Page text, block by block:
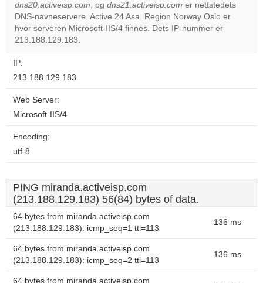
Do you
own this
OK
dns20.activeisp.com, og dns21.activeisp.com er nettstedets
DNS-navneservere. Active 24 Asa. Region Norway Oslo er
hvor serveren Microsoft-IIS/4 finnes. Dets IP-nummer er
213.188.129.183.
IP:
213.188.129.183
Web Server:
Microsoft-IIS/4
Encoding:
utf-8
PING miranda.activeisp.com
(213.188.129.183) 56(84) bytes of data.
64 bytes from miranda.activeisp.com
(213.188.129.183): icmp_seq=1 ttl=113
136 ms
64 bytes from miranda.activeisp.com
(213.188.129.183): icmp_seq=2 ttl=113
136 ms
64 bytes from miranda.activeisp.com